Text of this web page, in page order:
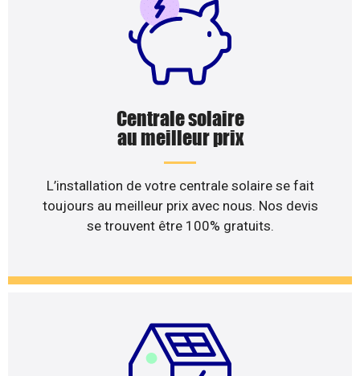
Centrale solaire
au meilleur prix
L’installation de votre centrale solaire se fait
toujours au meilleur prix avec nous. Nos devis
se trouvent être 100% gratuits.